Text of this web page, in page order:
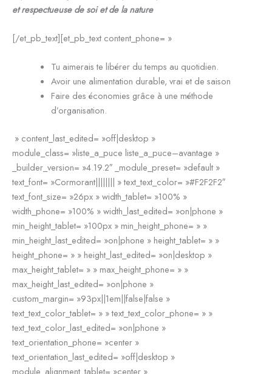
et respectueuse de soi et de la nature
[/et_pb_text][et_pb_text content_phone= »
Tu aimerais te libérer du temps au quotidien.
Avoir une alimentation durable, vrai et de saison
Faire des économies grâce à une méthode
d’organisation.
» content_last_edited= »off|desktop »
module_class= »liste_a_puce liste_a_puce–avantage »
_builder_version= »4.19.2″ _module_preset= »default »
text_font= »Cormorant|||||||| » text_text_color= »#F2F2F2″
text_font_size= »26px » width_tablet= »100% »
width_phone= »100% » width_last_edited= »on|phone »
min_height_tablet= »100px » min_height_phone= » »
min_height_last_edited= »on|phone » height_tablet= » »
height_phone= » » height_last_edited= »on|desktop »
max_height_tablet= » » max_height_phone= » »
max_height_last_edited= »on|phone »
custom_margin= »93px||1em||false|false »
text_text_color_tablet= » » text_text_color_phone= » »
text_text_color_last_edited= »on|phone »
text_orientation_phone= »center »
text_orientation_last_edited= »off|desktop »
module_alignment_tablet= »center »